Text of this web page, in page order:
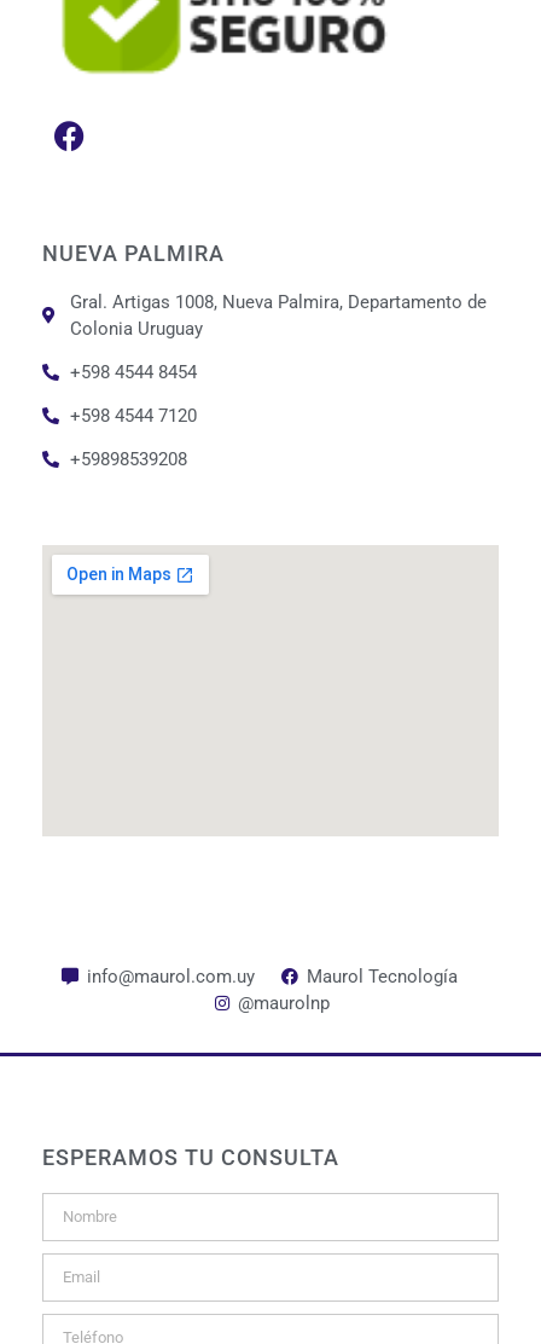
NUEVA PALMIRA
Gral. Artigas 1008, Nueva Palmira, Departamento de
Colonia Uruguay
+598 4544 8454
+598 4544 7120
+59898539208
info@maurol.com.uy
Maurol Tecnología
@maurolnp
ESPERAMOS TU CONSULTA